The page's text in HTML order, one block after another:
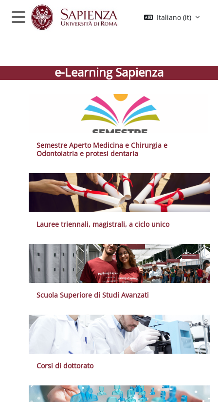
Vai al contenuto principale
Pannello laterale
Italiano ‎(it)‎
e-Learning Sapienza
Semestre Aperto Medicina e Chirurgia e
Odontoiatria e protesi dentaria
Lauree triennali, magistrali, a ciclo unico
Scuola Superiore di Studi Avanzati
Corsi di dottorato